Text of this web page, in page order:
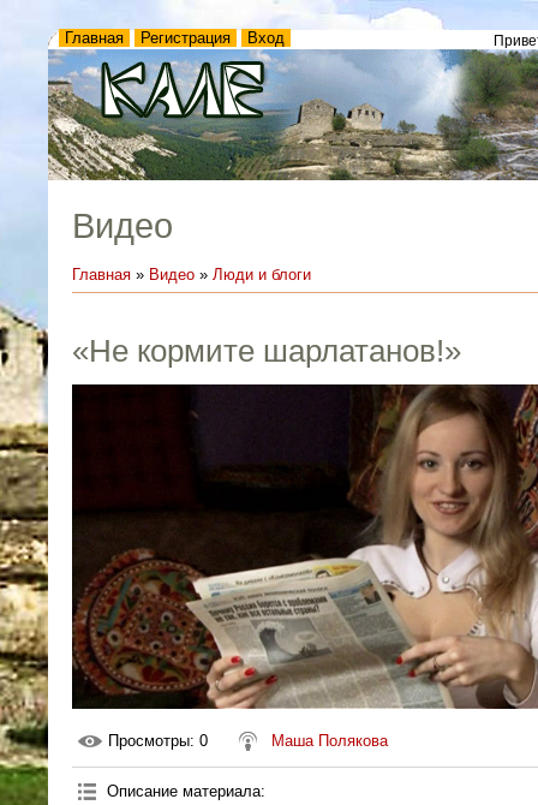
Главная Регистрация Вход
Видео
Главная » Видео » Люди и блоги
«Не кормите шарлатанов!»
Просмотры: 0 Маша Полякова
Описание материала: